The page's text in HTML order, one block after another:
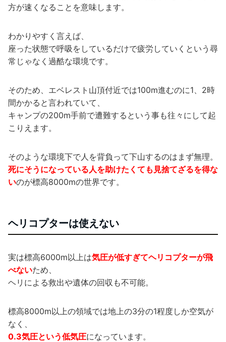
方が速くなることを意味します。
わかりやすく言えば、
座った状態で呼吸をしているだけで疲労していくという尋
常じゃなく過酷な環境です。
そのため、エベレスト山頂付近では100m進むのに1、2時
間かかると言われていて、
キャンプの200m手前で遭難するという事も往々にして起
こりえます。
そのような環境下で人を背負って下山するのはまず無理。
死にそうになっている人を助けたくても見捨てざるを得な
いのが標高8000mの世界です。
ヘリコプターは使えない
実は標高6000m以上は気圧が低すぎてヘリコプターが飛
べないため、
ヘリによる救出や遺体の回収も不可能。
標高8000m以上の領域では地上の3分の1程度しか空気が
なく、
0.3気圧という低気圧になっています。